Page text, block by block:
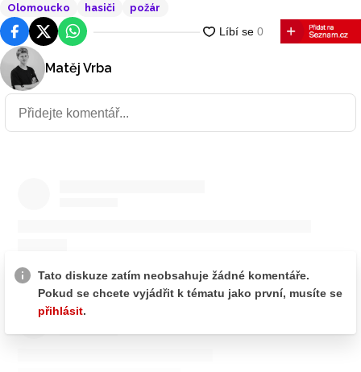
Olomoucko
hasiči požár
FacebookPlatforma X
WhatsApp
Matěj Vrba